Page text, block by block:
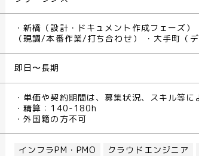
・新橋（設計・ドキュメント作成フェーズ
（現調/本番作業/打ち合わせ） ・大手町（デ
即日〜長期
・単価や契約期間は、募集状況、スキル等に
・精算：140-180h
・外国籍の方不可
インフラPM・PMO クラウドエンジニア